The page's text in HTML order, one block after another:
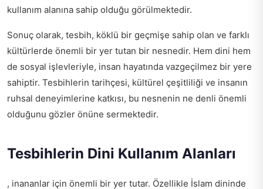
kullanım alanına sahip olduğu görülmektedir.
Sonuç olarak, tesbih, köklü bir geçmişe sahip olan ve farklı
kültürlerde önemli bir yer tutan bir nesnedir. Hem dini hem
de sosyal işlevleriyle, insan hayatında vazgeçilmez bir yere
sahiptir. Tesbihlerin tarihçesi, kültürel çeşitliliği ve insanın
ruhsal deneyimlerine katkısı, bu nesnenin ne denli önemli
olduğunu gözler önüne sermektedir.
Tesbihlerin Dini Kullanım Alanları
, inananlar için önemli bir yer tutar. Özellikle İslam dininde